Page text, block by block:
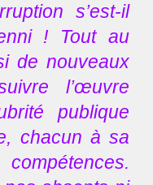
s’est-il
! Tout au
de nouveaux
l’œuvre
publique
chacun à sa